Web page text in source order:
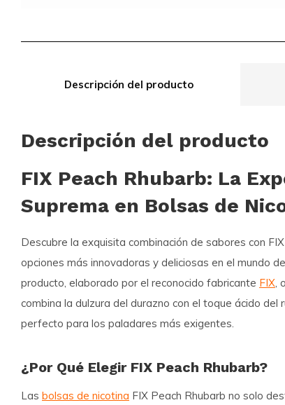
Descripción del producto
Descripción del producto
FIX Peach Rhubarb: La
Suprema en Bolsas de
Descubre la exquisita combinación de sabores con
opciones más innovadoras y deliciosas en el mundo
producto, elaborado por el reconocido fabricante FIX ,
combina la dulzura del durazno con el toque ácido del
perfecto para los paladares más exigentes.
¿Por Qué Elegir FIX Peach Rhubarb?
Las bolsas de nicotina FIX Peach Rhubarb no solo